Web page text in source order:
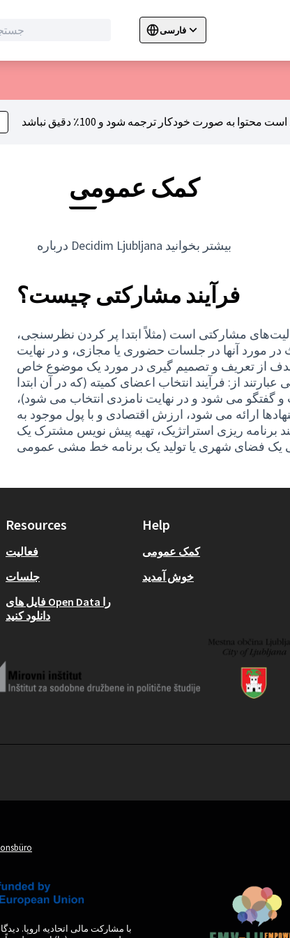
فارسی
Sprache wählen
کمک عمومی
درباره Decidim Ljubljana بیشتر بخوانید
فرآیند مشارکتی چیست؟
مشارکتی است (مثلاً ابتدا پر کردن نظرسنجی،
در مورد آنها در جلسات حضوری یا مجازی، و در نهایت
از: فرآیند انتخاب اعضای کمیته (که در آن ابتدا
گفتگو می شود و در نهایت نامزدی انتخاب می شود)،
ارائه می شود، ارزش اقتصادی و با پول موجود به
برنامه ریزی استراتژیک، تهیه پیش نویس مشترک یک
Resources
فعالیت
جلسات
فایل های Open Data را
دانلود کنید
Help
کمک عمومی
خوش آمدید
با مشارکت مالی اتحادیه اروپا.